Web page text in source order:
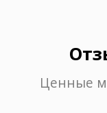
Ценные